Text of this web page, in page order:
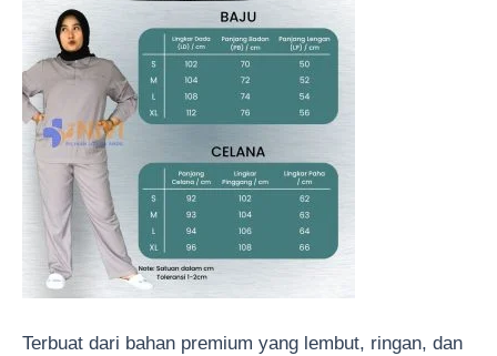
Terbuat dari bahan premium yang lembut, ringan, dan